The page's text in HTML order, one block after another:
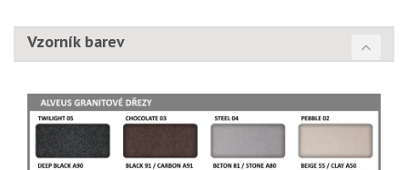
Vzorník barev